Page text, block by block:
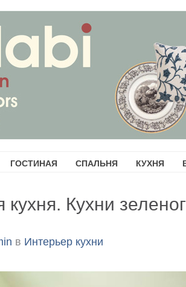
ГОСТИНАЯ СПАЛЬНЯ КУХНЯ
кухня. Кухни
в Интерьер кухни